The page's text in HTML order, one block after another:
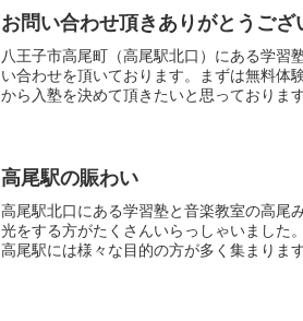
お問い合わせ頂きありがとうござ
八王子市高尾町（高尾駅北口）にある学習
い合わせを頂いております。まずは無料体
から入塾を決めて頂きたいと思っておりま
高尾駅の賑わい
高尾駅北口にある学習塾と音楽教室の高尾
光をする方がたくさんいらっしゃいました
高尾駅には様々な目的の方が多く集まりま